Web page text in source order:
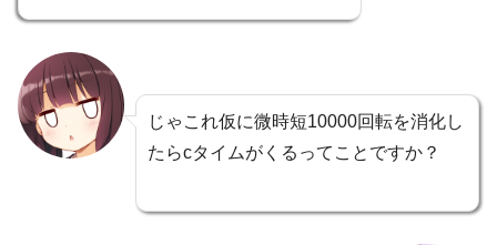
じゃこれ仮に微時短10000回転を消化し
たらcタイムがくるってことですか？